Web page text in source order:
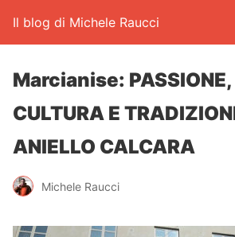
Il blog di Michele Raucci
Marcianise: PASSIONE,
CULTURA E
ANIELLO CALCARA
Michele Raucci